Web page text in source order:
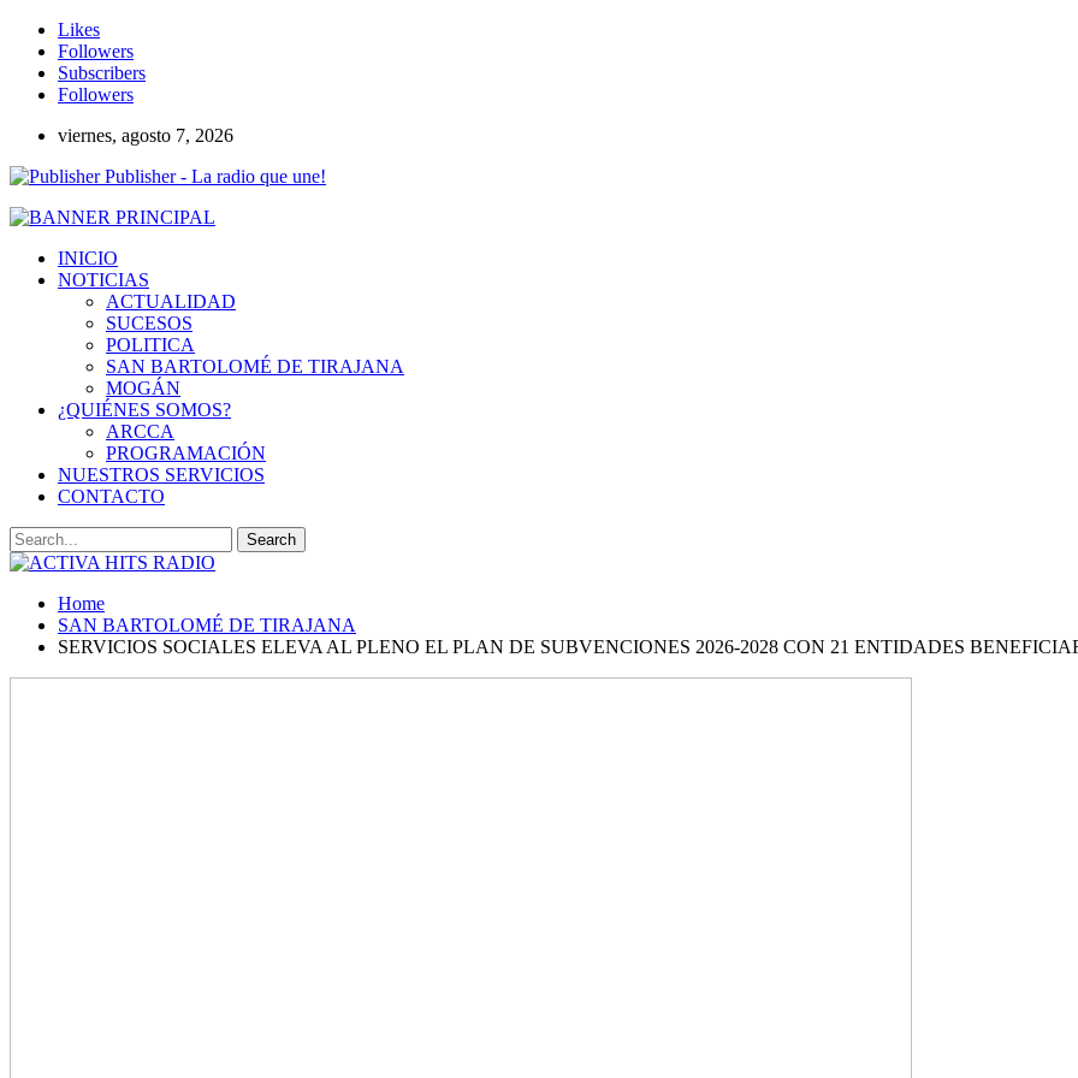
Likes
Followers
Subscribers
Followers
viernes, agosto 7, 2026
Publisher - La radio que une!
INICIO
NOTICIAS
ACTUALIDAD
SUCESOS
POLITICA
SAN BARTOLOMÉ DE TIRAJANA
MOGÁN
¿QUIÉNES SOMOS?
ARCCA
PROGRAMACIÓN
NUESTROS SERVICIOS
CONTACTO
Home
SAN BARTOLOMÉ DE TIRAJANA
SERVICIOS SOCIALES ELEVA AL PLENO EL PLAN DE SUBVENCIONES 2026-2028 CON 21 ENTIDADES